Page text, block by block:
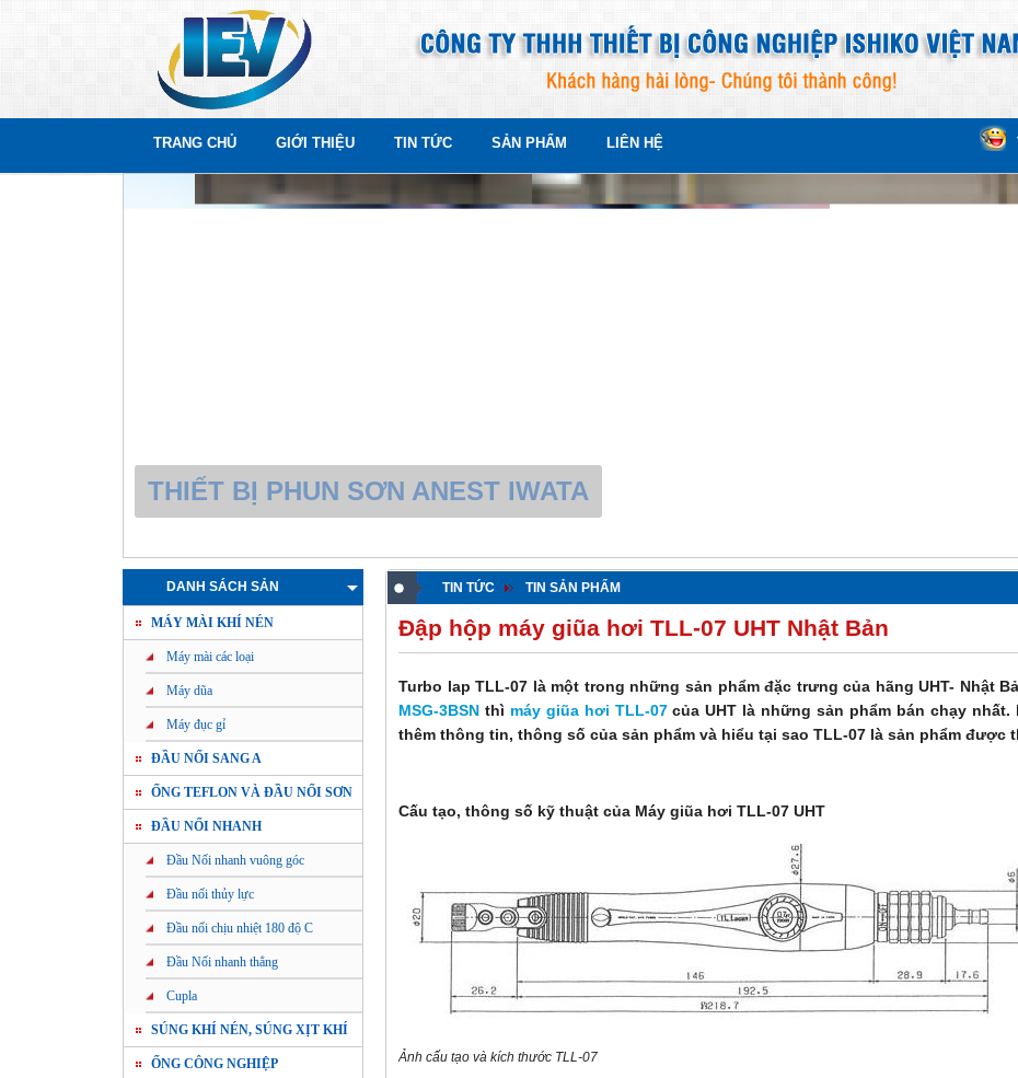
TRANG CHỦ GIỚI THIỆU TIN TỨC SẢN PHẨM LIÊN HỆ
THIẾT BỊ PHUN SƠN ANEST IWATA
DANH SÁCH SẢN
PHẨM
MÁY MÀI KHÍ NÉN
Máy mài các loại
Máy dũa
Máy đục gỉ
ĐẦU NỐI SANG A
ỐNG TEFLON VÀ ĐẦU NỐI SƠN
ĐẦU NỐI NHANH
Đầu Nối nhanh vuông góc
Đầu nối thủy lực
Đầu nối chịu nhiệt 180 độ C
Đầu Nối nhanh thẳng
Cupla
SÚNG KHÍ NÉN, SÚNG XỊT KHÍ
ỐNG CÔNG NGHIỆP
TIN TỨC TIN SẢN PHẨM
Đập hộp máy giũa hơi TLL-07 UHT Nhật Bản
Turbo lap TLL-07 là một trong những sản phẩm đặc trưng của hãng UHT- Nhật
MSG-3BSN thì máy giũa hơi TLL-07của UHT là những sản phẩm bán chạy
thêm thông tin, thông số của sản phẩm và hiểu tại sao TLL-07 là sản phẩm được
Cấu tạo, thông số kỹ thuật của Máy giũa hơi TLL-07 UHT
Ảnh cấu tạo và kích thước TLL-07